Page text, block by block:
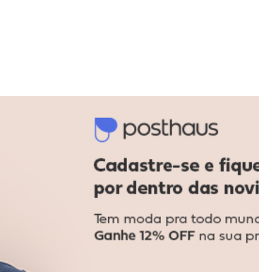
21 %
15%
O que as clientes
Curto
Longo